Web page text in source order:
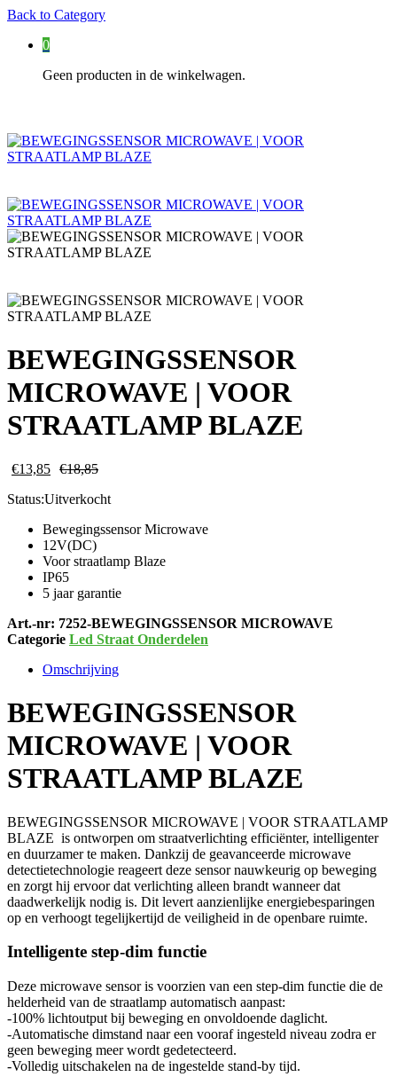
Back to Category
0
Geen producten in de winkelwagen.
BEWEGINGSSENSOR
MICROWAVE | VOOR
STRAATLAMP BLAZE
€13,85 €18,85
Status:Uitverkocht
Bewegingssensor Microwave
12V(DC)
Voor straatlamp Blaze
IP65
5 jaar garantie
Art.-nr: 7252-BEWEGINGSSENSOR MICROWAVE
Categorie Led Straat Onderdelen
Omschrijving
BEWEGINGSSENSOR
MICROWAVE | VOOR
STRAATLAMP BLAZE
BEWEGINGSSENSOR MICROWAVE | VOOR STRAATLAMP
BLAZE is ontworpen om straatverlichting efficiënter, intelligenter
en duurzamer te maken. Dankzij de geavanceerde microwave
detectietechnologie reageert deze sensor nauwkeurig op beweging
en zorgt hij ervoor dat verlichting alleen brandt wanneer dat
daadwerkelijk nodig is. Dit levert aanzienlijke energiebesparingen
op en verhoogt tegelijkertijd de veiligheid in de openbare ruimte.
Intelligente step-dim functie
Deze microwave sensor is voorzien van een step-dim functie die de
helderheid van de straatlamp automatisch aanpast:
-100% lichtoutput bij beweging en onvoldoende daglicht.
-Automatische dimstand naar een vooraf ingesteld niveau zodra er
geen beweging meer wordt gedetecteerd.
-Volledig uitschakelen na de ingestelde stand-by tijd.